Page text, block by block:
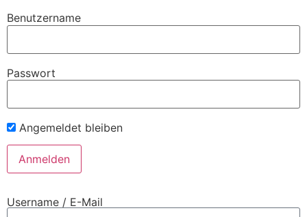
Benutzername
Passwort
Angemeldet bleiben
Username / E-Mail